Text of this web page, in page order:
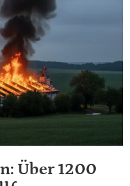
Über 1200